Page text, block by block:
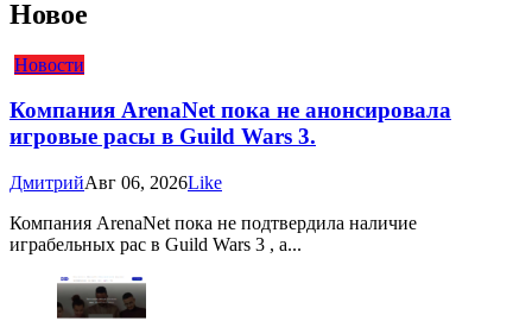
Новое
Новости
Компания ArenaNet пока не анонсировала
игровые расы в Guild Wars 3.
ДмитрийАвг 06, 2026Like
Компания ArenaNet пока не подтвердила наличие
играбельных рас в Guild Wars 3 , а...